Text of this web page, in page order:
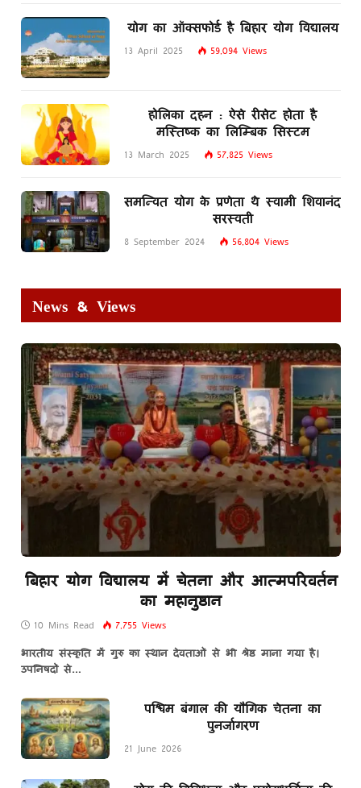
योग का ऑक्सफोर्ड है बिहार योग विद्यालय
13 April 2025 59,094 Views
होलिका दहन : ऐसे रीसेट होता है
मस्तिष्क का लिम्बिक सिस्टम
13 March 2025 57,825 Views
समन्वित योग के प्रणेता थे स्वामी शिवानंद
सरस्वती
8 September 2024 56,804 Views
News & Views
बिहार योग विद्यालय में चेतना और आत्मपरिवर्तन
का महानुष्ठान
10 Mins Read 7,755 Views
भारतीय संस्कृति में गुरु का स्थान देवताओं से भी श्रेष्ठ माना गया है।
उपनिषदों से…
पश्चिम बंगाल की यौगिक चेतना का
पुनर्जागरण
21 June 2026